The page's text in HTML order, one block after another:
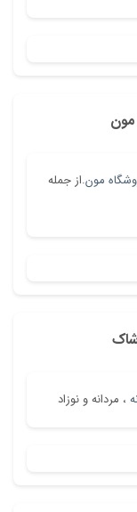
مون
مون.از جمله
، مردانه و نوزاد